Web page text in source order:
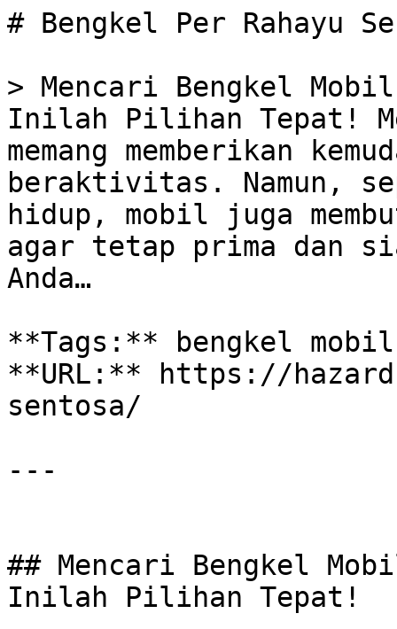
# Bengkel Per Rahayu
> Mencari Bengkel
Inilah Pilihan Tepat!
memang memberikan
beraktivitas. Namun,
hidup, mobil juga
agar tetap prima dan
Anda…
**Tags:** bengkel
**URL:** https://
sentosa/
---
## Mencari Bengkel
Inilah Pilihan Tepat!